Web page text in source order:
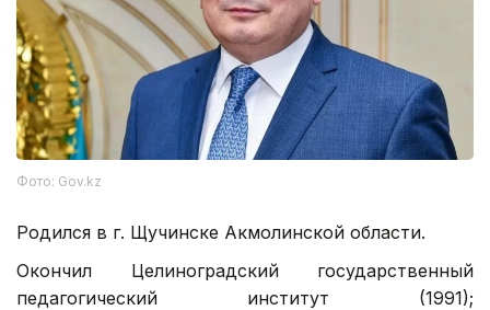
Фото: Gov.kz
Родился в г. Щучинске Акмолинской области.
Окончил Целиноградский государственный
педагогический институт (1991);